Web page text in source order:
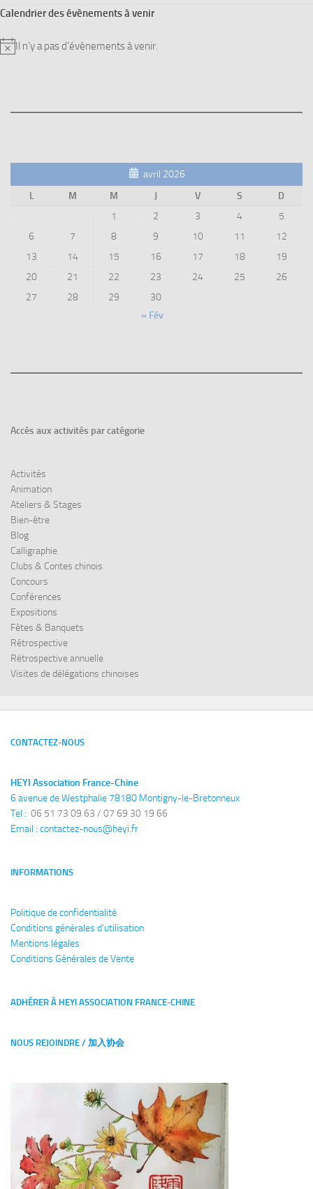
Calendrier des évènements à venir
Notice
Il n’y a pas d’évènements à venir.
avril 2026
L
M M J V S
D
1
2 3 4
5
6
7 8 9 10 11
12
13
14 15 16 17 18
19
20
21 22 23 24 25
26
27
28 29
30
« Fév
Accès aux activités par catégorie
Activités
Animation
Ateliers & Stages
Bien-être
Blog
Calligraphie
Clubs & Contes chinois
Concours
Conférences
Expositions
Fêtes & Banquets
Rétrospective
Rétrospective annuelle
Visites de délégations chinoises
CONTACTEZ-NOUS
HEYI Association France-Chine
6 avenue de Westphalie 78180 Montigny-le-Bretonneux
Tel : 06 51 73 09 63 / 07 69 30 19 66
Email : contactez-nous@heyi.fr
INFORMATIONS
Politique de confidentialité
Conditions générales d'utilisation
Mentions légales
Conditions Générales de Vente
ADHÉRER À HEYI ASSOCIATION FRANCE-CHINE
NOUS REJOINDRE / 加入协会